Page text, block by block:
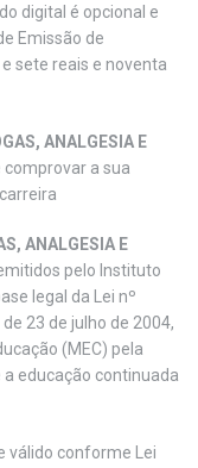
digital é opcional e
Emissão de
sete reais e noventa
ANALGESIA E
comprovar a sua
ANALGESIA E
pelo Instituto
legal da Lei nº
23 de julho de 2004,
(MEC) pela
a educação continuada
válido conforme Lei